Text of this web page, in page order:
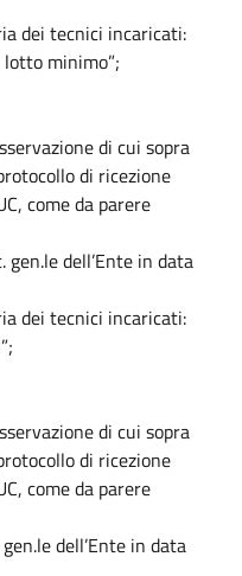
dei tecnici incaricati:
minimo”;
di cui sopra
di ricezione
come da parere
gen.le dell’Ente in data
dei tecnici incaricati:
di cui sopra
di ricezione
come da parere
dell’Ente in data